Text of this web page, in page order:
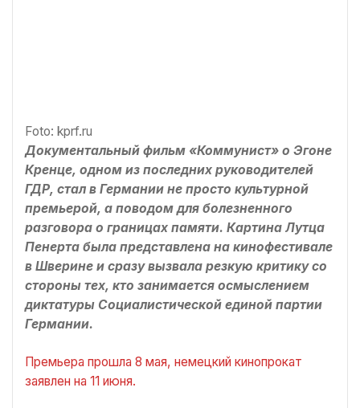
Foto: kprf.ru
Документальный фильм «Коммунист» о Эгоне
Кренце, одном из последних руководителей
ГДР, стал в Германии не просто культурной
премьерой, а поводом для болезненного
разговора о границах памяти. Картина Лутца
Пенерта была представлена на кинофестивале
в Шверине и сразу вызвала резкую критику со
стороны тех, кто занимается осмыслением
диктатуры Социалистической единой партии
Германии.
Премьера прошла 8 мая, немецкий кинопрокат
заявлен на 11 июня.